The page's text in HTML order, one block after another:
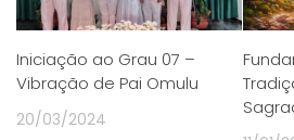
Iniciação ao Grau 07 –
Vibração de Pai Omulu
20/03/2024